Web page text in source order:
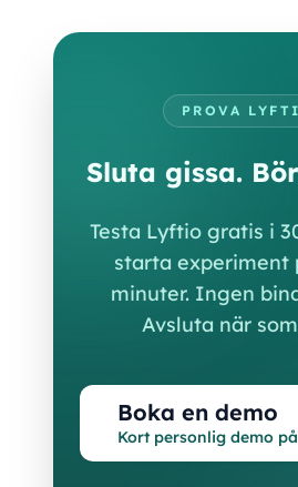
PROVA
Sluta gissa.
Testa Lyftio gratis i
starta experiment
minuter. Ingen
Avsluta när
Boka en demo
Kort personlig demo